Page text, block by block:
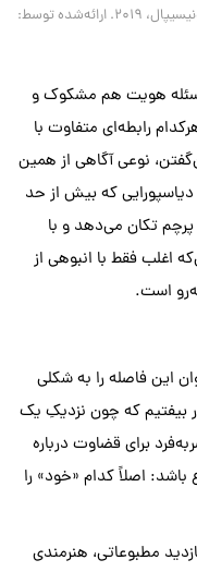
افتاده می‌تواند دوباره اتفاق بیفتد»، گالری پورتو مونیسیپال، ۲۰۱۹. ارائه‌شده توسط:
مسئله هویت هم مشکوک و
رابطه‌ای متفاوت با
نوعی آگاهی از همین
دیاسپورایی که بیش از حد
تکان می‌دهد و با
اغلب فقط با انبوهی از
است.
این فاصله را به شکلی
بیفتیم که چون نزدیکِ یک
برای قضاوت درباره
اصلاً کدام «خود» را
مطبوعاتی، هنرمندی